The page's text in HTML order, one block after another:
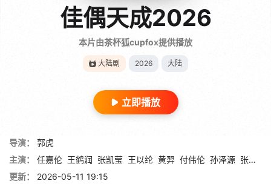
佳偶天成2026
本片由茶杯狐cupfox提供播放
大陆剧 2026 大陆
立即播放
导演：
郭虎
主演：
任嘉伦 王鹤润 张凯莹 王以纶 黄羿 付伟伦 孙泽源 张祎格
更新：
2026-05-11 19:15